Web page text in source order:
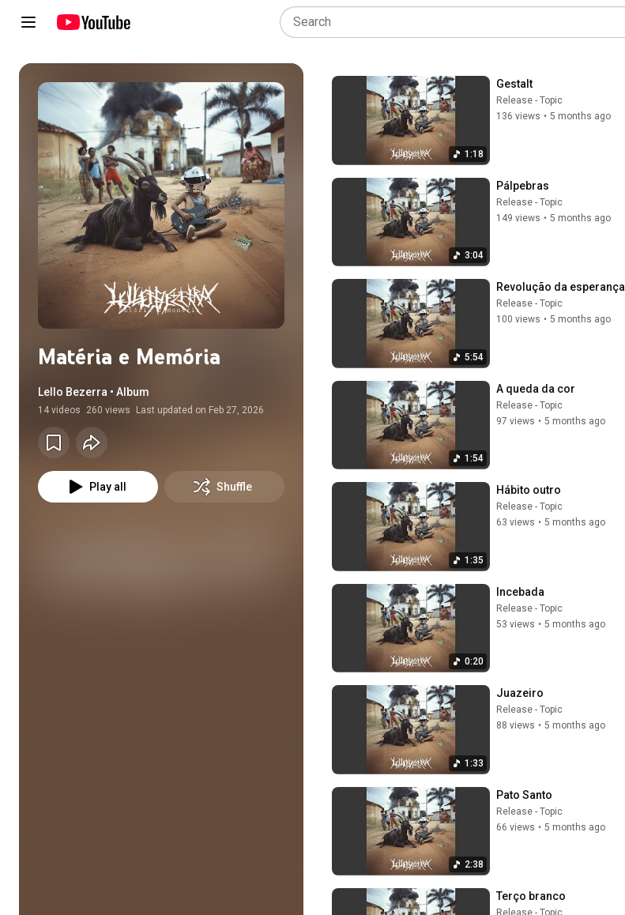
Matéria e Memória
Lello Bezerra • Album
14 videos 260 views Last updated on Feb 27, 2026
Play all Shuffle
1:18
Gestalt
Release - Topic
136 views • 5 months ago
3:04
Pálpebras
Release - Topic
149 views • 5 months ago
5:54
Revolução da esperança
Release - Topic
100 views • 5 months ago
1:54
A queda da cor
Release - Topic
97 views • 5 months ago
1:35
Hábito outro
Release - Topic
63 views • 5 months ago
0:20
Incebada
Release - Topic
53 views • 5 months ago
1:33
Juazeiro
Release - Topic
88 views • 5 months ago
2:38
Pato Santo
Release - Topic
66 views • 5 months ago
Terço branco
Release - Topic